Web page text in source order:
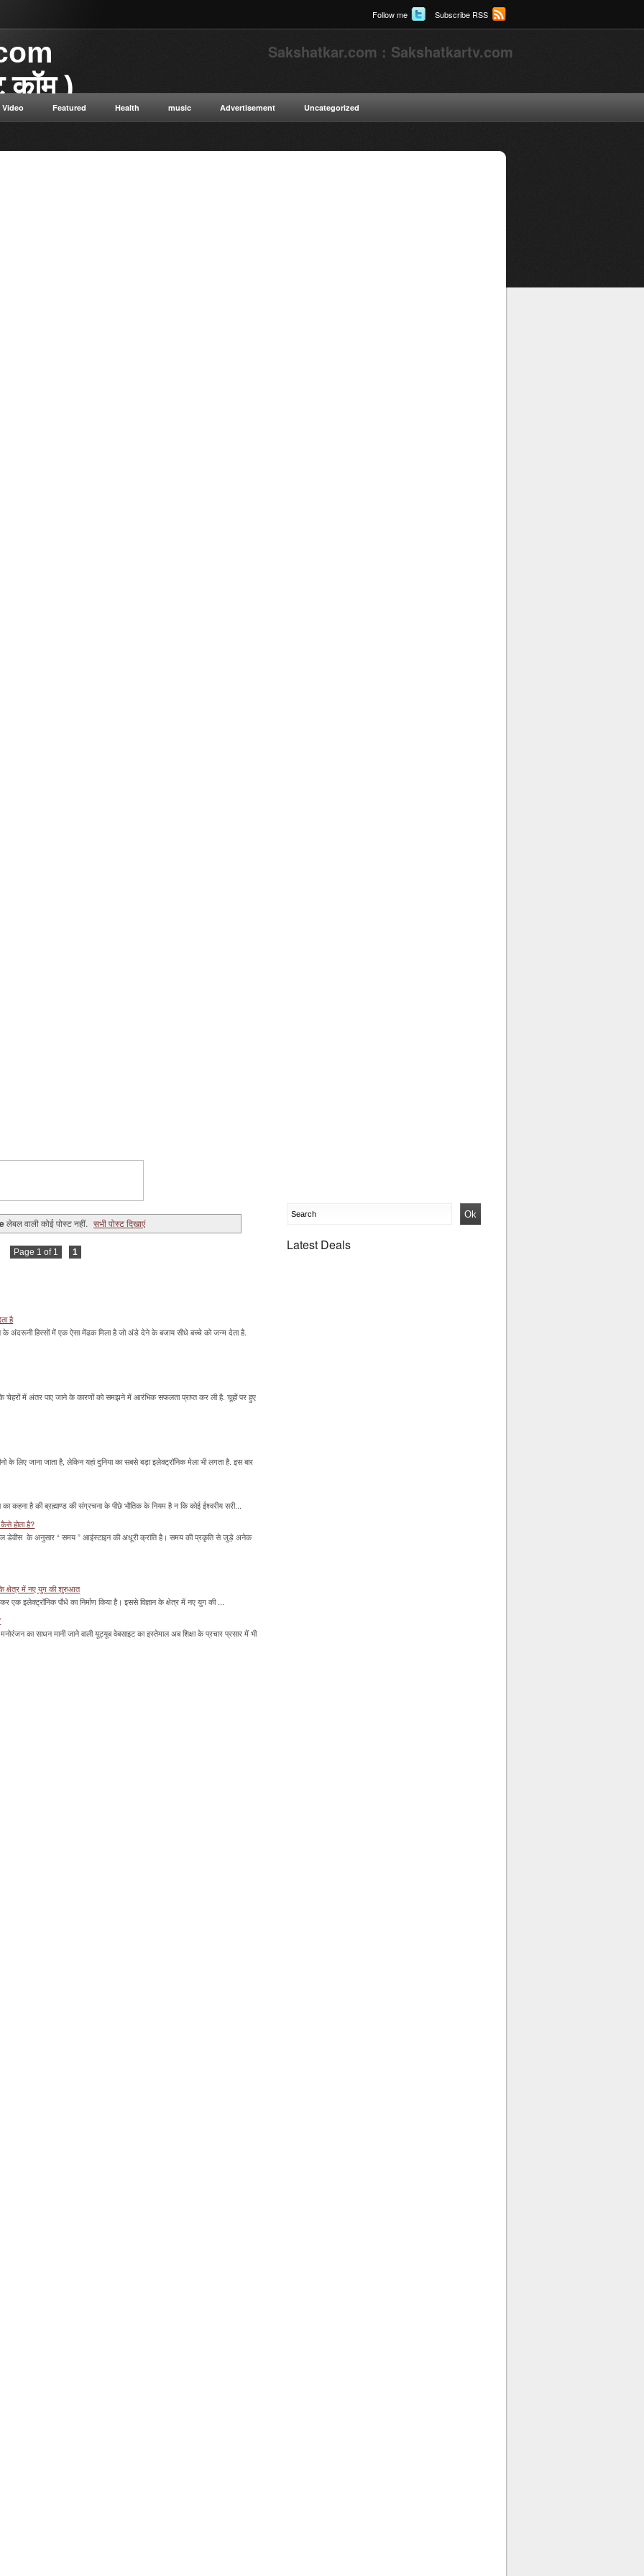
Follow me Subscribe RSS
कॉम )
डॉट कॉम विज्ञान से संबंधित
सत्य सनातन संस्कृति नई नई
Sakshatkar.com : Sakshatkartv.com
Video Featured Health music Advertisement Uncategorized
लेबल वाली कोई पोस्ट नहीं. सभी पोस्ट दिखाएं
Page 1 of 1 1
है
के अंदरूनी हिस्सों में एक ऐसा मेंढक मिला है जो अंडे देने के बजाय सीधे बच्चे को जन्म देता है.
चेहरों में अंतर पाए जाने के कारणों को समझने में आरंभिक सफलता प्राप्त कर ली है. चूहों पर हुए
लिए जाना जाता है, लेकिन यहां दुनिया का सबसे बड़ा इलेक्ट्रॉनिक मेला भी लगता है. इस बार
कहना है की ब्रह्माण्ड की संग्रचना के पीछे भौतिक के नियम है न कि कोई ईश्वरीय सरी...
होता है?
डेवीस के अनुसार “ समय ” आइंस्टाइन की अधूरी क्रांति है। समय की प्रकृति से जुड़े अनेक
के क्षेत्र में नए युग की शुरुआत
एक इलेक्ट्रॉनिक पौधे का निर्माण किया है। इससे विज्ञान के क्षेत्र में नए युग की ...
का साधन मानी जाने वाली यूट्यूब वेबसाइट का इस्तेमाल अब शिक्षा के प्रचार प्रसार में भी
Latest Deals